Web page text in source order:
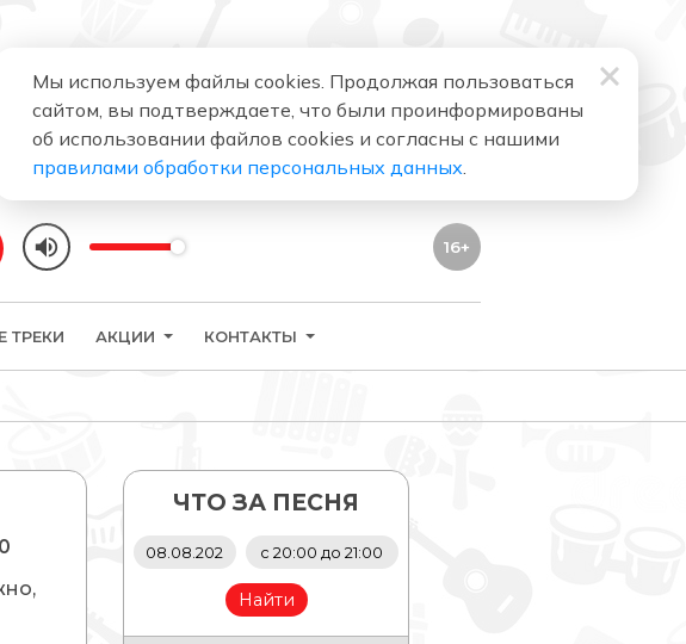
16+
ТРЕКИ АКЦИИ КОНТАКТЫ
ЧТО ЗА ПЕСНЯ
Найти
Мы используем файлы cookies. Продолжая пользоваться
сайтом, вы подтверждаете, что были проинформированы
об использовании файлов cookies и согласны с нашими
правилами обработки персональных данных.